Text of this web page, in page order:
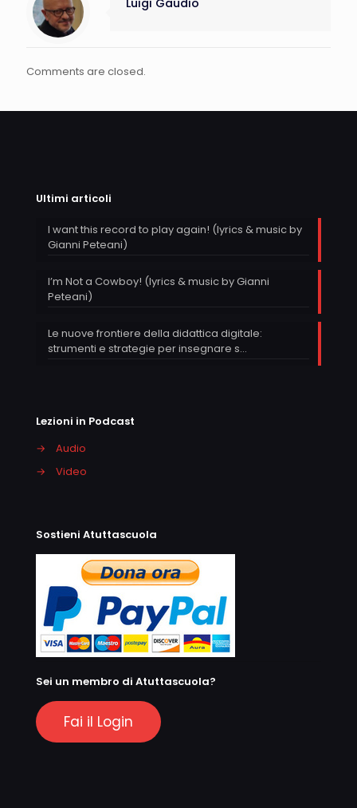
Comments are closed.
Ultimi articoli
I want this record to play again! (lyrics & music by
Gianni Peteani)
I’m Not a Cowboy! (lyrics & music by Gianni
Peteani)
Le nuove frontiere della didattica digitale:
strumenti e strategie per insegnare s…
Lezioni in Podcast
→
Audio
→
Video
Sostieni Atuttascuola
Sei un membro di Atuttascuola?
Fai il Login